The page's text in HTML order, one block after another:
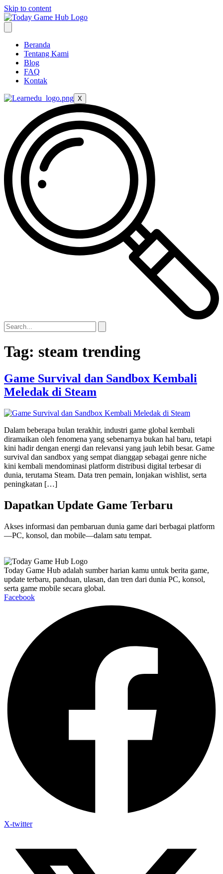
Skip to content
Beranda
Tentang Kami
Blog
FAQ
Kontak
X
Tag: steam trending
Game Survival dan Sandbox Kembali
Meledak di Steam
Dalam beberapa bulan terakhir, industri game global kembali
diramaikan oleh fenomena yang sebenarnya bukan hal baru, tetapi
kini hadir dengan energi dan relevansi yang jauh lebih besar. Game
survival dan sandbox yang sempat dianggap sebagai genre niche
kini kembali mendominasi platform distribusi digital terbesar di
dunia, terutama Steam. Data tren pemain, lonjakan wishlist, serta
peningkatan […]
Dapatkan Update Game Terbaru
Akses informasi dan pembaruan dunia game dari berbagai platform
—PC, konsol, dan mobile—dalam satu tempat.
Today Game Hub adalah sumber harian kamu untuk berita game,
update terbaru, panduan, ulasan, dan tren dari dunia PC, konsol,
serta game mobile secara global.
Facebook
X-twitter